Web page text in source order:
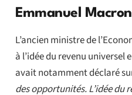
Emmanuel Macron
L’ancien ministre de
à l’idée du revenu universel
avait notamment déclaré
des opportunités. L’idée du